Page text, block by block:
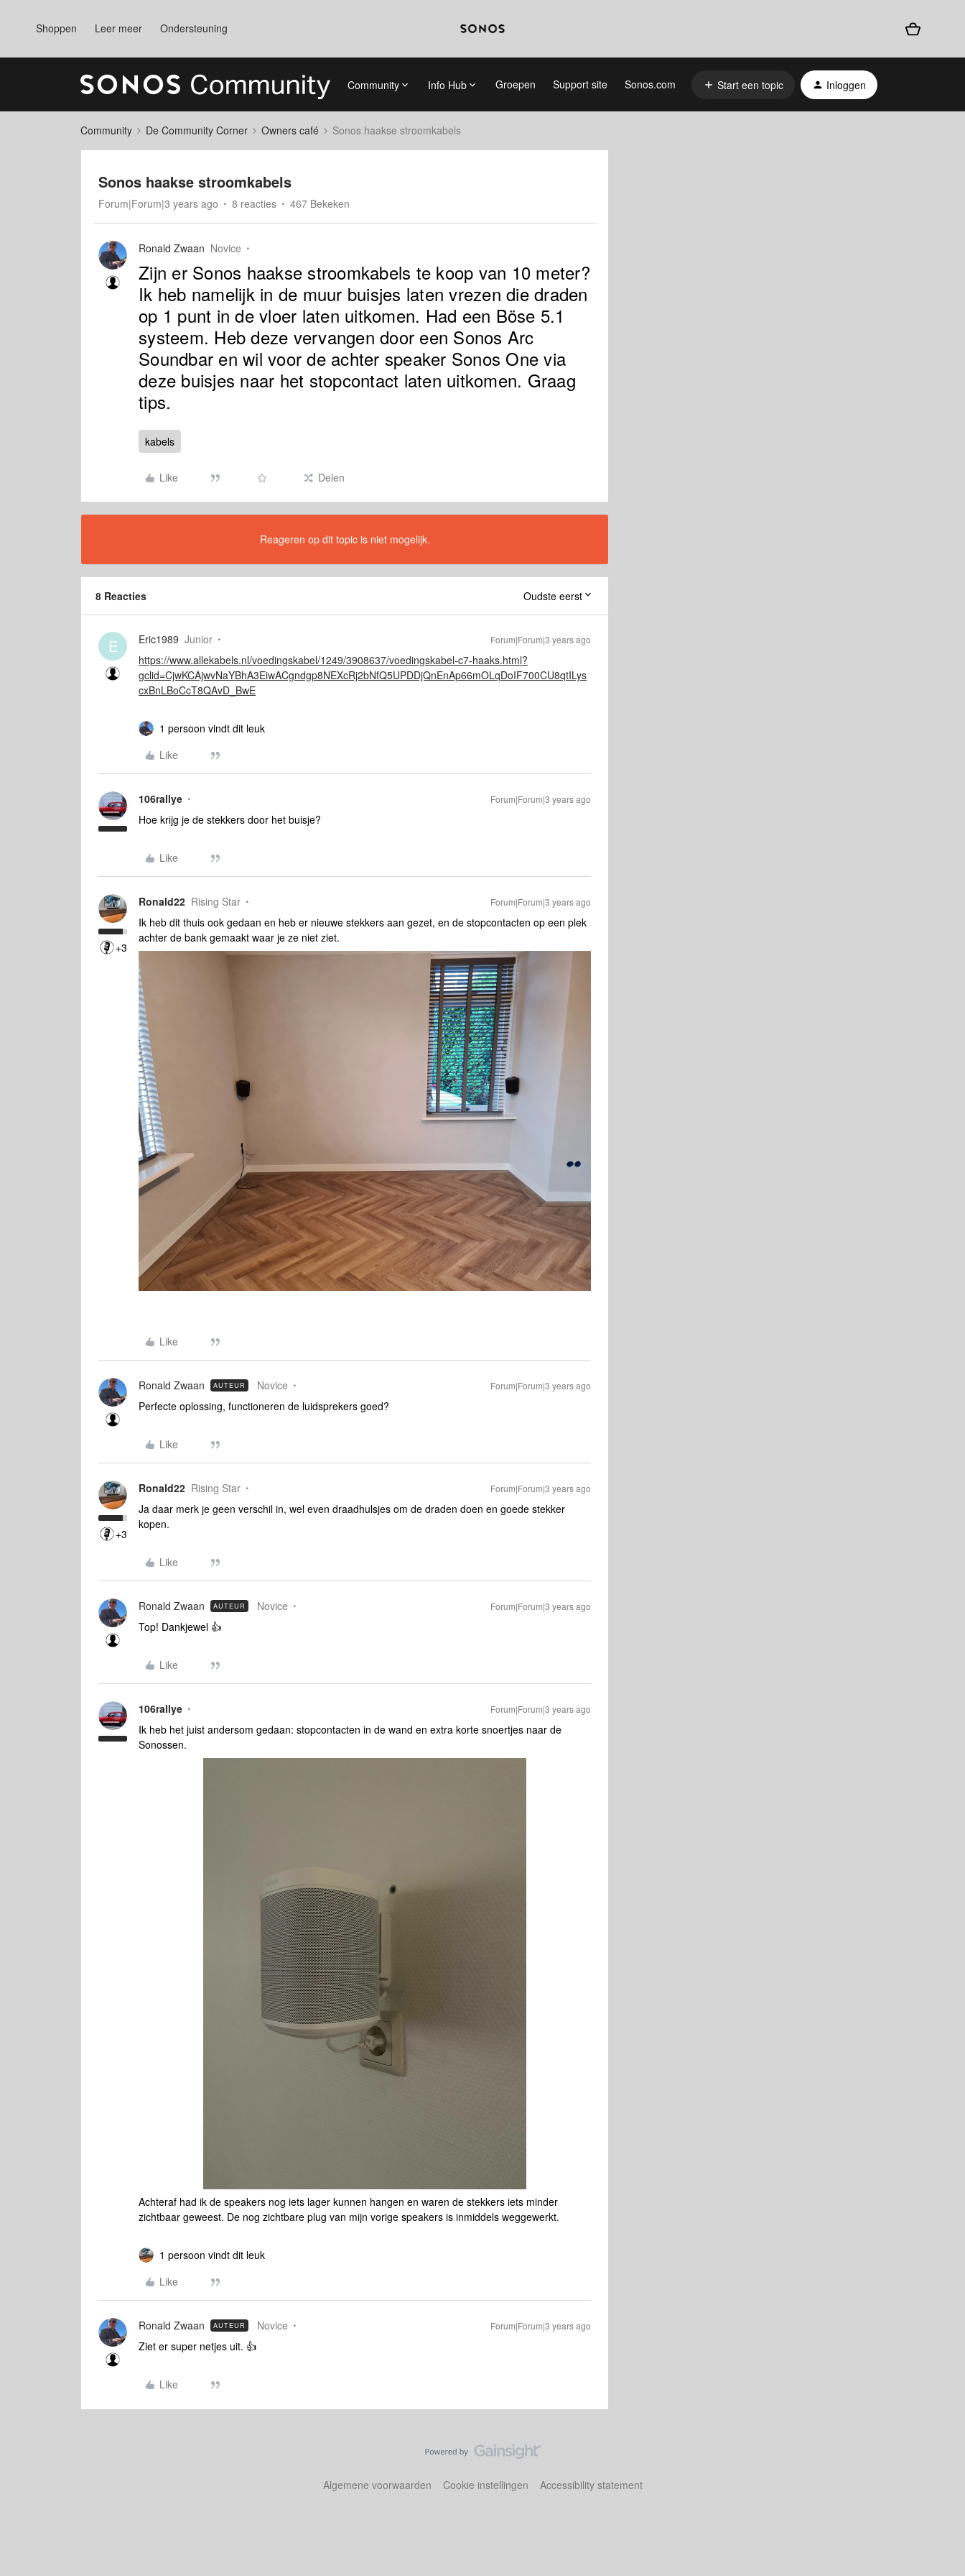
Shoppen Leer meer Ondersteuning
Community Info Hub Groepen Support site Sonos.com Start een topic Inloggen
Community De Community Corner Owners café Sonos haakse stroomkabels
Sonos haakse stroomkabels
Forum|Forum|3 years ago 8 reacties 467 Bekeken
Ronald Zwaan Novice
Zijn er Sonos haakse stroomkabels te koop van 10 meter?
Ik heb namelijk in de muur buisjes laten vrezen die draden
op 1 punt in de vloer laten uitkomen. Had een Böse 5.1
systeem. Heb deze vervangen door een Sonos Arc
Soundbar en wil voor de achter speaker Sonos One via
deze buisjes naar het stopcontact laten uitkomen. Graag
tips.
kabels
Like Delen
Reageren op dit topic is niet mogelijk.
8 Reacties Oudste eerst
E Eric1989 Junior Forum|Forum|3 years ago
https://www.allekabels.nl/voedingskabel/1249/3908637/voedingskabel-c7-haaks.html?
gclid=CjwKCAjwvNaYBhA3EiwACgndgp8NEXcRj2bNfQ5UPDDjQnEnAp66mOLqDoIF700CU8qtILys
cxBnLBoCcT8QAvD_BwE
1 persoon vindt dit leuk
Like
106rallye Forum|Forum|3 years ago
Hoe krijg je de stekkers door het buisje?
Like
+3
Ronald22 Rising Star Forum|Forum|3 years ago
Ik heb dit thuis ook gedaan en heb er nieuwe stekkers aan gezet, en de stopcontacten op een plek
achter de bank gemaakt waar je ze niet ziet.
Like
Ronald Zwaan AUTEUR Novice Forum|Forum|3 years ago
Perfecte oplossing, functioneren de luidsprekers goed?
Like
+3
Ronald22 Rising Star Forum|Forum|3 years ago
Ja daar merk je geen verschil in, wel even draadhulsjes om de draden doen en goede stekker
kopen.
Like
Ronald Zwaan AUTEUR Novice Forum|Forum|3 years ago
Top! Dankjewel 👍
Like
106rallye Forum|Forum|3 years ago
Ik heb het juist andersom gedaan: stopcontacten in de wand en extra korte snoertjes naar de
Sonossen.
Achteraf had ik de speakers nog iets lager kunnen hangen en waren de stekkers iets minder
zichtbaar geweest. De nog zichtbare plug van mijn vorige speakers is inmiddels weggewerkt.
1 persoon vindt dit leuk
Like
Ronald Zwaan AUTEUR Novice Forum|Forum|3 years ago
Ziet er super netjes uit. 👍
Like
Algemene voorwaarden Cookie instellingen Accessibility statement